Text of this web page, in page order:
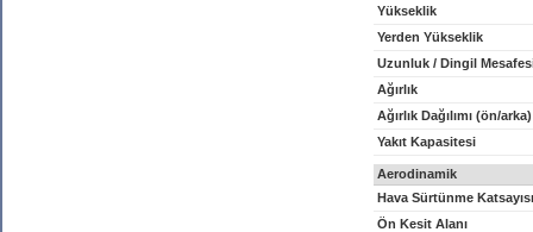
Yükseklik
Yerden Yükseklik
Uzunluk / Dingil
Ağırlık
Ağırlık Dağılımı (ön/arka)
Yakıt Kapasitesi
Aerodinamik
Hava Sürtünme Katsayısı
Ön Kesit Alanı